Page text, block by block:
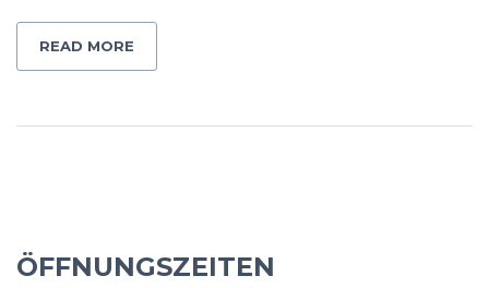
READ MORE
ÖFFNUNGSZEITEN